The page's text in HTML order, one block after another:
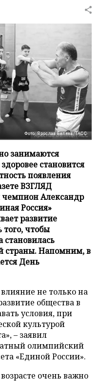
Фото: Ярослав Беляев/ТАСС
занимаются
становится
появления
ВЗГЛЯД
Александр
Россия»
развитие
того, чтобы
становилась
страны. Напомним, в
День
не только на
общества в
условия, при
культурой
– заявил
олимпийский
«Единой России».
очень важно